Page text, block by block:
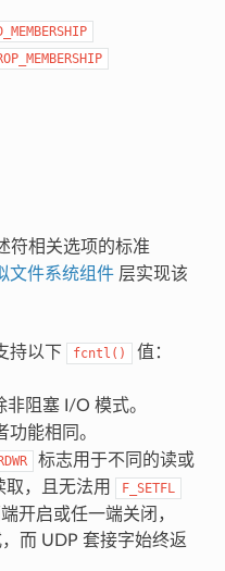
符相关选项的标准
文件系统组件层实现该
持以下 fcntl() 值：
阻塞 I/O 模式。
能相同。
标志用于不同的读或
取，且无法用 F_SETFL
开启或任一端关闭，
而 UDP 套接字始终返